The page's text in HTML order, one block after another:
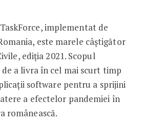
implementat de
este marele câștigător
ediția 2021. Scopul
a livra în cel mai scurt timp
software pentru a sprijini
a efectelor pandemiei în
românească.